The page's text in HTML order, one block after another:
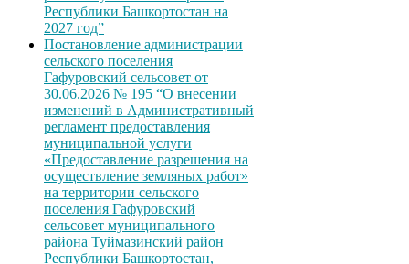
Республики Башкортостан на
2027 год”
Постановление администрации
сельского поселения
Гафуровский сельсовет от
30.06.2026 № 195 “О внесении
изменений в Административный
регламент предоставления
муниципальной услуги
«Предоставление разрешения на
осуществление земляных работ»
на территории сельского
поселения Гафуровский
сельсовет муниципального
района Туймазинский район
Республики Башкортостан,